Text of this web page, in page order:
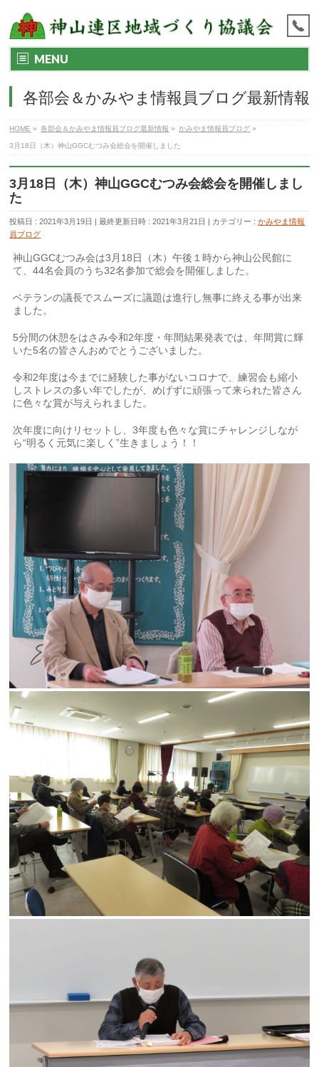
MENU
各部会＆かみやま情報員ブログ最新情報
HOME » 各部会＆かみやま情報員ブログ最新情報 » かみやま情報員ブログ »
3月18日（木）神山GGCむつみ会総会を開催しました
3月18日（木）神山GGCむつみ会総会を開催しまし
た
投稿日 : 2021年3月19日 最終更新日時 : 2021年3月21日 カテゴリー :かみやま情報
員ブログ
神山GGCむつみ会は3月18日（木）午後１時から神山公民館に
て、44名会員のうち32名参加で総会を開催しました。
ベテランの議長でスムーズに議題は進行し無事に終える事が出来
ました。
5分間の休憩をはさみ令和2年度・年間結果発表では、年間賞に輝
いた5名の皆さんおめでとうございました。
令和2年度は今までに経験した事がないコロナで、練習会も縮小
しストレスの多い年でしたが、めげずに頑張って来られた皆さん
に色々な賞が与えられました。
次年度に向けリセットし、3年度も色々な賞にチャレンジしなが
ら“明るく元気に楽しく”生きましょう！！